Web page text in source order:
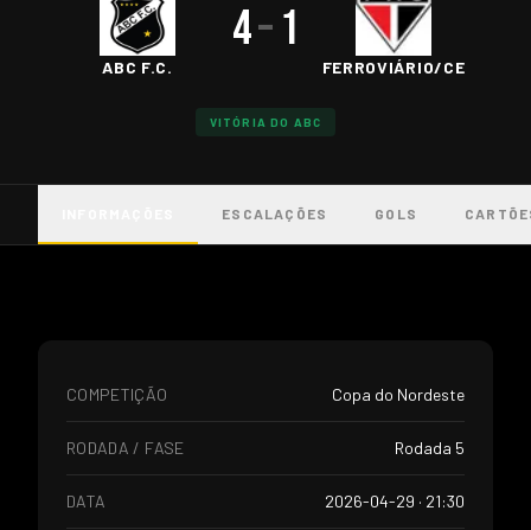
ABC F.C.
4–1
FERROVIÁRIO/CE
VITÓRIA DO ABC
ESCALAÇÕES GOLS
COMPETIÇÃO Copa do Nordeste
RODADA / FASE Rodada 5
DATA 2026-04-29 · 21:30